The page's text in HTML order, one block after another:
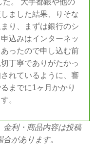
た。 大手都銀や他の
ました結果、りそな
り、まずは銀行のシ
込みはインターネッ
ったので申し込む前
丁寧でありがたかっ
れているように、審
までに1ヶ月かかり
。
利・商品内容は投稿
があります。